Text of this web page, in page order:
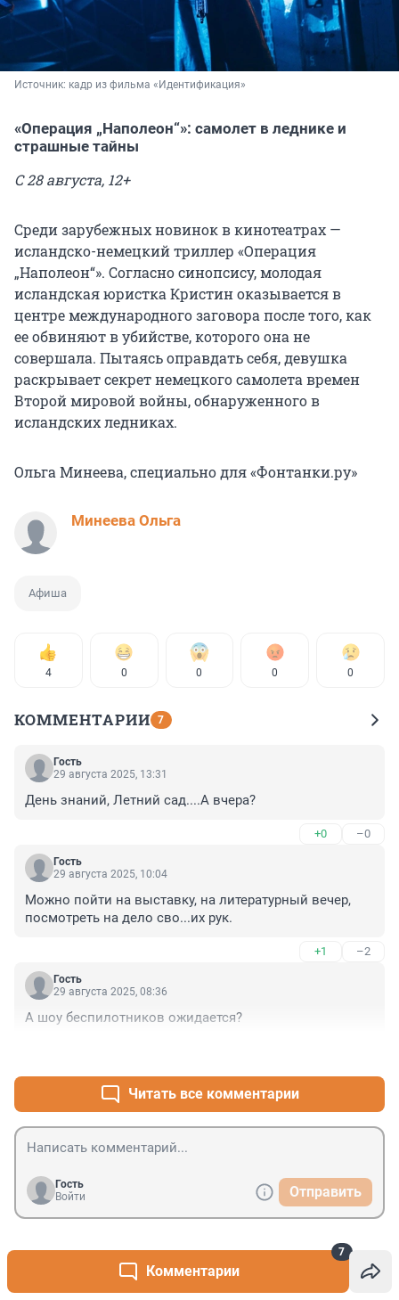
Комментарии
7
Источник: кадр из фильма «Идентификация»
«Операция „Наполеон“»: самолет в леднике и
страшные тайны
С 28 августа, 12+
Среди зарубежных новинок в кинотеатрах —
исландско-немецкий триллер «Операция
„Наполеон“». Согласно синопсису, молодая
исландская юристка Кристин оказывается в
центре международного заговора после того, как
ее обвиняют в убийстве, которого она не
совершала. Пытаясь оправдать себя, девушка
раскрывает секрет немецкого самолета времен
Второй мировой войны, обнаруженного в
исландских ледниках.
Ольга Минеева, специально для «Фонтанки.ру»
Минеева Ольга
Афиша
4 0 0 0 0
КОММЕНТАРИИ 7
Гость
29 августа 2025, 13:31
День знаний, Летний сад....А вчера?
+0 –0
Гость
29 августа 2025, 10:04
Можно пойти на выставку, на литературный вечер,
посмотреть на дело сво...их рук.
+1 –2
Гость
29 августа 2025, 08:36
А шоу беспилотников ожидается?
Читать все комментарии
Гость
Войти
Отправить
Кому признаются в любви, а кому разобьют
сердце: любовный гороскоп на август